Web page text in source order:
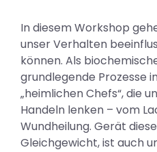
In diesem Workshop
unser Verhalten
können. Als
grundlegende Prozesse
„heimlichen Chefs“, die
Handeln lenken – vom
Wundheilung. Gerät
Gleichgewicht, ist auch